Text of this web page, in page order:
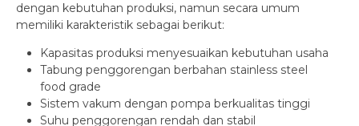
dengan kebutuhan produksi, namun secara umum
memiliki karakteristik sebagai berikut:
Kapasitas produksi menyesuaikan kebutuhan usaha
Tabung penggorengan berbahan stainless steel
food grade
Sistem vakum dengan pompa berkualitas tinggi
Suhu penggorengan rendah dan stabil